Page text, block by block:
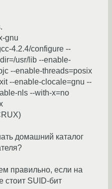
gnu
4.2.4/configure --
usr/lib --enable-
--enable-threads=posix
--enable-clocale=gnu --
nls --with-x=no
домашний каталог
правильно, если на
SUID-бит